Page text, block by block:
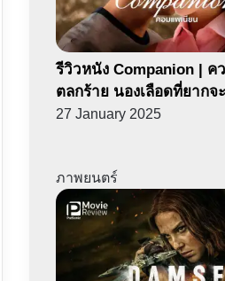
รีวิวหนัง Companion | ค
ตลกร้าย นองเลือดที่ยากจ
27 January 2025
ภาพยนตร์